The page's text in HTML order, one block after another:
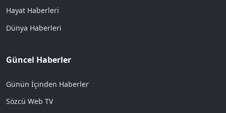
Hayat Haberleri
Dünya Haberleri
Güncel Haberler
Günün İçinden Haberler
Sözcü Web TV